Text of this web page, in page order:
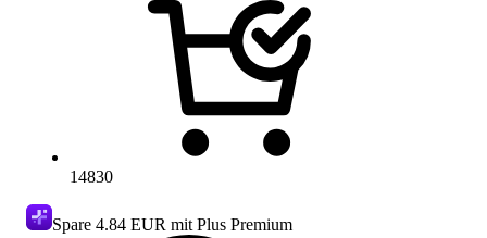
14830
Spare 4.84 EUR mit Plus Premium